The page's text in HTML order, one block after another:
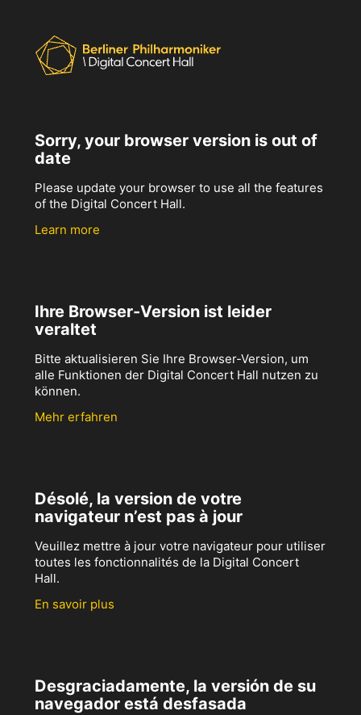
Sorry, your browser version is out of
date
Please update your browser to use all the features
of the Digital Concert Hall.
Learn more
Ihre Browser-Version ist leider
veraltet
Bitte aktualisieren Sie Ihre Browser-Version, um
alle Funktionen der Digital Concert Hall nutzen zu
können.
Mehr erfahren
Désolé, la version de votre
navigateur n’est pas à jour
Veuillez mettre à jour votre navigateur pour utiliser
toutes les fonctionnalités de la Digital Concert
Hall.
En savoir plus
Desgraciadamente, la versión de su
navegador está desfasada